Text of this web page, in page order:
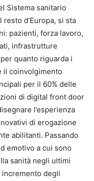
Sistema sanitario
d’Europa, si sta
pazienti, forza lavoro,
infrastrutture
quanto riguarda i
il coinvolgimento
per il 60% delle
di digital front door
l’esperienza
di erogazione
abilitanti. Passando
emotivo a cui sono
sanità negli ultimi
degli